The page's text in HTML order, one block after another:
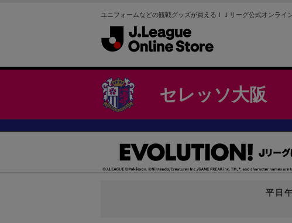
ユニフォームなどの観戦グッズが買える！Ｊリーグ公式オンライ
セレッソ大阪
平日